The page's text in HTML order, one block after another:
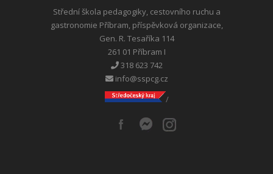
Střední škola pedagogiky, cestovního ruchu a
gastronomie Příbram, příspěvková organizace,
Gen. R. Tesaříka 114
261 01 Příbram I
318 623 742
info@sspcg.cz
/